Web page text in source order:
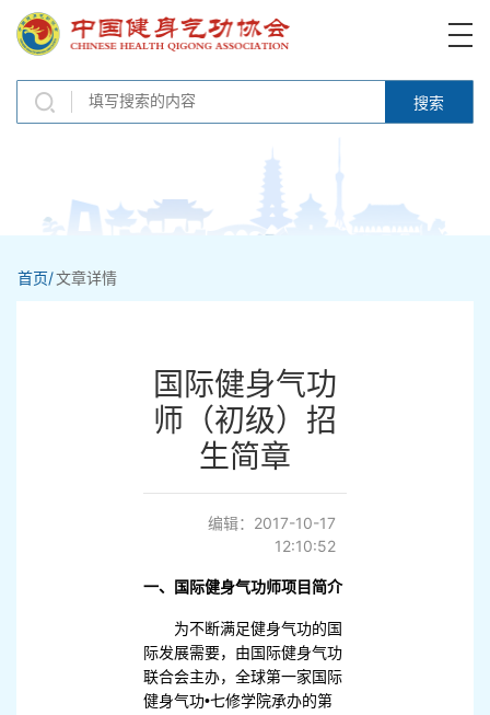
搜索
首页/文章详情
国际健身气功
师（初级）招
生简章
编辑：2017-10-17
12:10:52
一、国际健身气功师项目简介
为不断满足健身气功的国
际发展需要，由国际健身气功
联合会主办，全球第一家国际
健身气功•七修学院承办的第